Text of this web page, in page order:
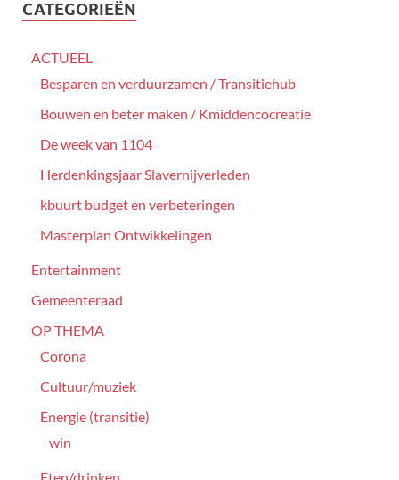
CATEGORIEËN
ACTUEEL
Besparen en verduurzamen / Transitiehub
Bouwen en beter maken / Kmiddencocreatie
De week van 1104
Herdenkingsjaar Slavernijverleden
kbuurt budget en verbeteringen
Masterplan Ontwikkelingen
Entertainment
Gemeenteraad
OP THEMA
Corona
Cultuur/muziek
Energie (transitie)
win